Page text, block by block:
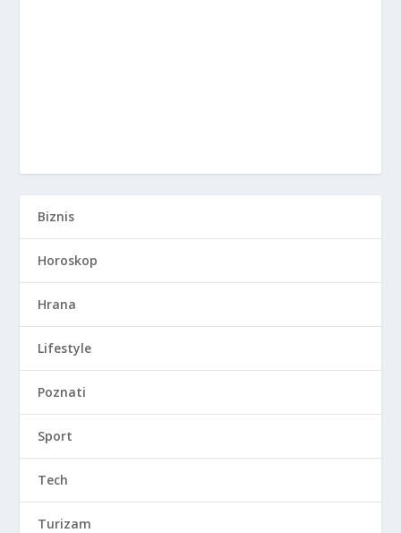
Biznis
Horoskop
Hrana
Lifestyle
Poznati
Sport
Tech
Turizam